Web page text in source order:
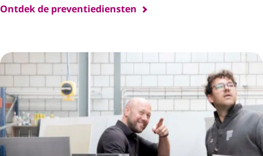
Ontdek de preventiediensten